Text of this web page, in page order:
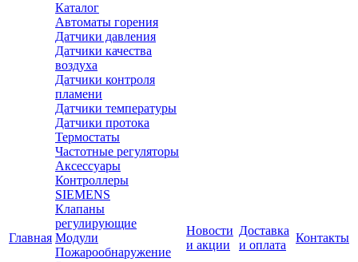
Главная
Каталог
Автоматы горения
Датчики давления
Датчики качества
воздуха
Датчики контроля
пламени
Датчики температуры
Датчики протока
Термостаты
Частотные регуляторы
Аксессуары
Контроллеры
SIEMENS
Клапаны
регулирующие
Модули
Пожарообнаружение
Новости
и акции
Доставка
и оплата
Контакты